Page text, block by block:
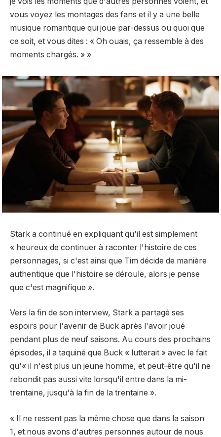
vous voyez les montages des fans et il y a une belle
musique romantique qui joue par-dessus ou quoi que
ce soit, et vous dites : « Oh ouais, ça ressemble à des
moments chargés. » »
Stark a continué en expliquant qu'il est simplement
« heureux de continuer à raconter l'histoire de ces
personnages, si c'est ainsi que Tim décide de manière
authentique que l'histoire se déroule, alors je pense
que c'est magnifique ».
Vers la fin de son interview, Stark a partagé ses
espoirs pour l'avenir de Buck après l'avoir joué
pendant plus de neuf saisons. Au cours des prochains
épisodes, il a taquiné que Buck « lutterait » avec le fait
qu'« il n'est plus un jeune homme, et peut-être qu'il ne
rebondit pas aussi vite lorsqu'il entre dans la mi-
trentaine, jusqu'à la fin de la trentaine ».
« Il ne ressent pas la même chose que dans la saison
1, et nous avons d'autres personnes autour de nous